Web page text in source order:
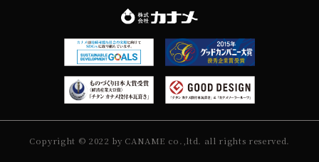
Copyright © 2022 by CANAME co.,ltd. all rights reserved.